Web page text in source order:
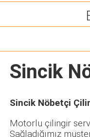
Sincik
Sincik Nöbetçi
Motorlu çilingir
Sağladığımız